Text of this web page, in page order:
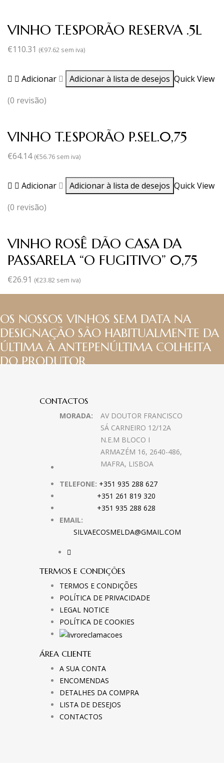
VINHO T.ESPORÃO RESERVA .5L
€110.31 (€97.62 sem iva)
Adicionar Adicionar à lista de desejos Quick View
(0 revisão)
VINHO T.ESPORÃO P.SEL.0,75
€64.14 (€56.76 sem iva)
Adicionar Adicionar à lista de desejos Quick View
(0 revisão)
VINHO ROSÊ DÃO CASA DA
PASSARELA “O FUGITIVO” 0,75
€26.91 (€23.82 sem iva)
OS NOSSOS VINHOS SEM DATA NA
DESIGNAÇÃO SÃO HABITUALMENTE DA
ÚLTIMA À ANTEPENÚLTIMA COLHEITA
DO PRODUTOR
CONTACTOS
MORADA:
AV DOUTOR FRANCISCO
SÁ CARNEIRO 12/12A
N.E.M BLOCO I
ARMAZÉM 16, 2640-486,
MAFRA, LISBOA
TELEFONE: +351 935 288 627
+351 261 819 320
+351 935 288 628
EMAIL:
SILVAECOSMELDA@GMAIL.COM
TERMOS E CONDIÇÕES
TERMOS E CONDIÇÕES
POLÍTICA DE PRIVACIDADE
LEGAL NOTICE
POLÍTICA DE COOKIES
ÁREA CLIENTE
A SUA CONTA
ENCOMENDAS
DETALHES DA COMPRA
LISTA DE DESEJOS
CONTACTOS